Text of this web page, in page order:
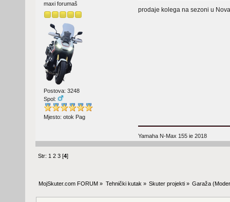
maxi forumaš
Postova: 3248
Spol:
Mjesto: otok Pag
prodaje kolega na sezoni u
Yamaha N-Max 155 ie 2018
Str: 1 2 3 [4]
MojSkuter.com FORUM » Tehnički kutak » Skuter projekti» Garaža